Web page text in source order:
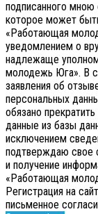
подписанного мною
которое может
«Работающая
уведомлением о
надлежаще
молодежь Юга». В
заявления об
персональных
обязано
данные из базы
исключением
подтверждаю свое
и получение
«Работающая
Регистрация на
письменное